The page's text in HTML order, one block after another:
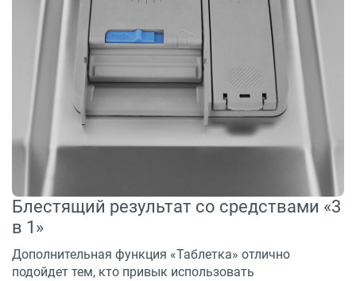
Блестящий результат со средствами «3
в 1»
Дополнительная функция «Таблетка» отлично
подойдет тем, кто привык использовать